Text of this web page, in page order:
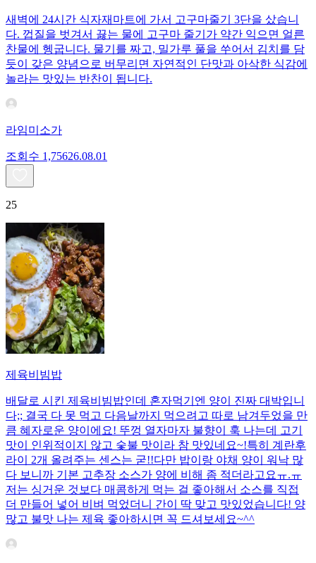
새벽에 24시간 식자재마트에 가서 고구마줄기 3단을 샀습니
다. 껍질을 벗겨서 끓는 물에 고구마 줄기가 약간 익으면 얼른
찬물에 헹굽니다. 물기를 짜고, 밀가루 풀을 쑤어서 김치를 담
듯이 갖은 양념으로 버무리면 자연적인 단맛과 아삭한 식감에
놀라는 맛있는 반찬이 됩니다.
라임미소가
조회수 1,75626.08.01
25
제육비빔밥
배달로 시킨 제육비빔밥인데 혼자먹기엔 양이 진짜 대박입니
다;; 결국 다 못 먹고 다음날까지 먹으려고 따로 남겨두었을 만
큼 혜자로운 양이에요! 뚜껑 열자마자 불향이 훅 나는데 고기
맛이 인위적이지 않고 숯불 맛이라 참 맛있네요~!특히 계란후
라이 2개 올려주는 센스는 굳!! ​다만 밥이랑 야채 양이 워낙 많
다 보니까 기본 고추장 소스가 양에 비해 좀 적더라고요ㅠ.ㅠ
저는 싱거운 것보다 매콤하게 먹는 걸 좋아해서 소스를 직접
더 만들어 넣어 비벼 먹었더니 간이 딱 맞고 맛있었습니다! 양
많고 불맛 나는 제육 좋아하시면 꼭 드셔보세요~^^